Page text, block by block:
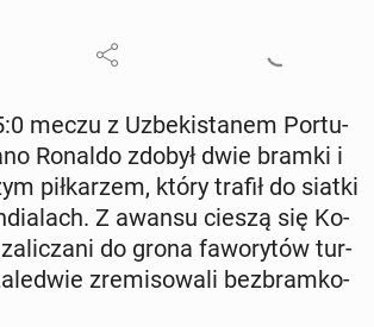
meczu z Uz­be­ki­sta­nem Por­tu­
Ronaldo zdobył dwie bramki i
pił­ka­rzem, który trafił do siatki
Z awansu cieszą się Ko­
do grona fa­wo­ry­tów tur­
zre­mi­so­wa­li bez­bram­ko­